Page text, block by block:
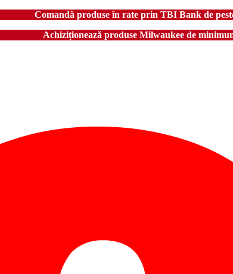
Comandă produse în rate prin TBI Bank de
Achiziționează produse Milwaukee de